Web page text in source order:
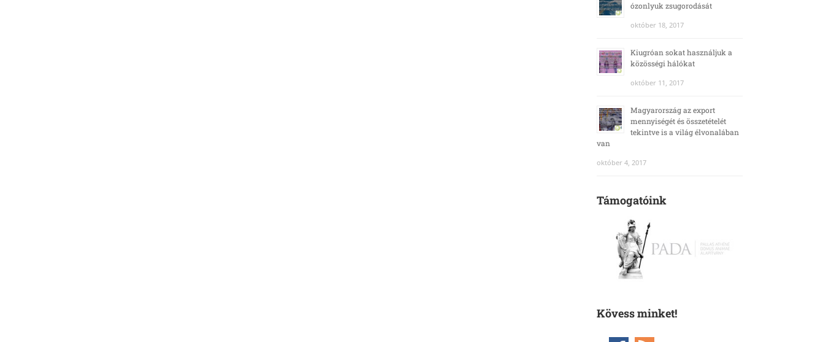
ózonlyuk zsugorodását
október 18, 2017
Kiugróan sokat használjuk a
közösségi hálókat
október 11, 2017
Magyarország az export
mennyiségét és összetételét
tekintve is a világ élvonalában
van
október 4, 2017
Támogatóink
Kövess minket!